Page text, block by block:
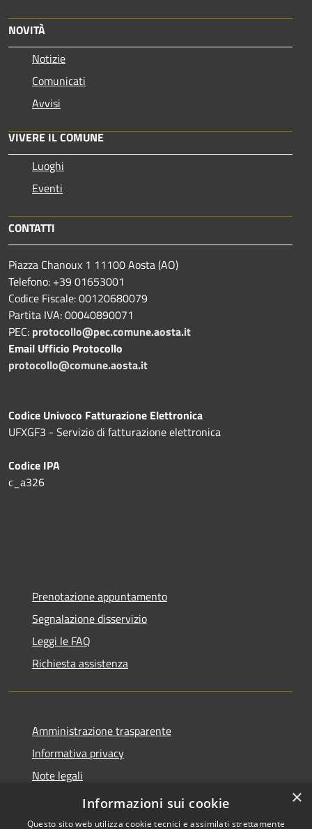
NOVITÀ
Notizie
Comunicati
Avvisi
VIVERE IL COMUNE
Luoghi
Eventi
CONTATTI
Piazza Chanoux 1 11100 Aosta (AO)
Telefono: +39 01653001
Codice Fiscale: 00120680079
Partita IVA: 00040890071
PEC: protocollo@pec.comune.aosta.it
Email Ufficio Protocollo
protocollo@comune.aosta.it
Codice Univoco Fatturazione Elettronica
UFXGF3 - Servizio di fatturazione elettronica
Codice IPA
c_a326
Prenotazione appuntamento
Segnalazione disservizio
Leggi le FAQ
Richiesta assistenza
Amministrazione trasparente
Informativa privacy
Note legali
Dichiarazione di accessibilità
×
Informazioni sui cookie
Questo sito web utilizza cookie tecnici e assimilati strettamente